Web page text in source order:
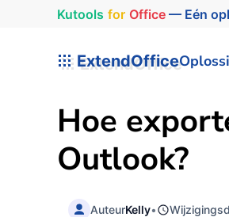
Kutools for Office— Eén
ExtendOffice
Hoe
Outlook?
AuteurKelly•